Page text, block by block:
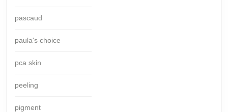
pascaud
paula's choice
pca skin
peeling
pigment